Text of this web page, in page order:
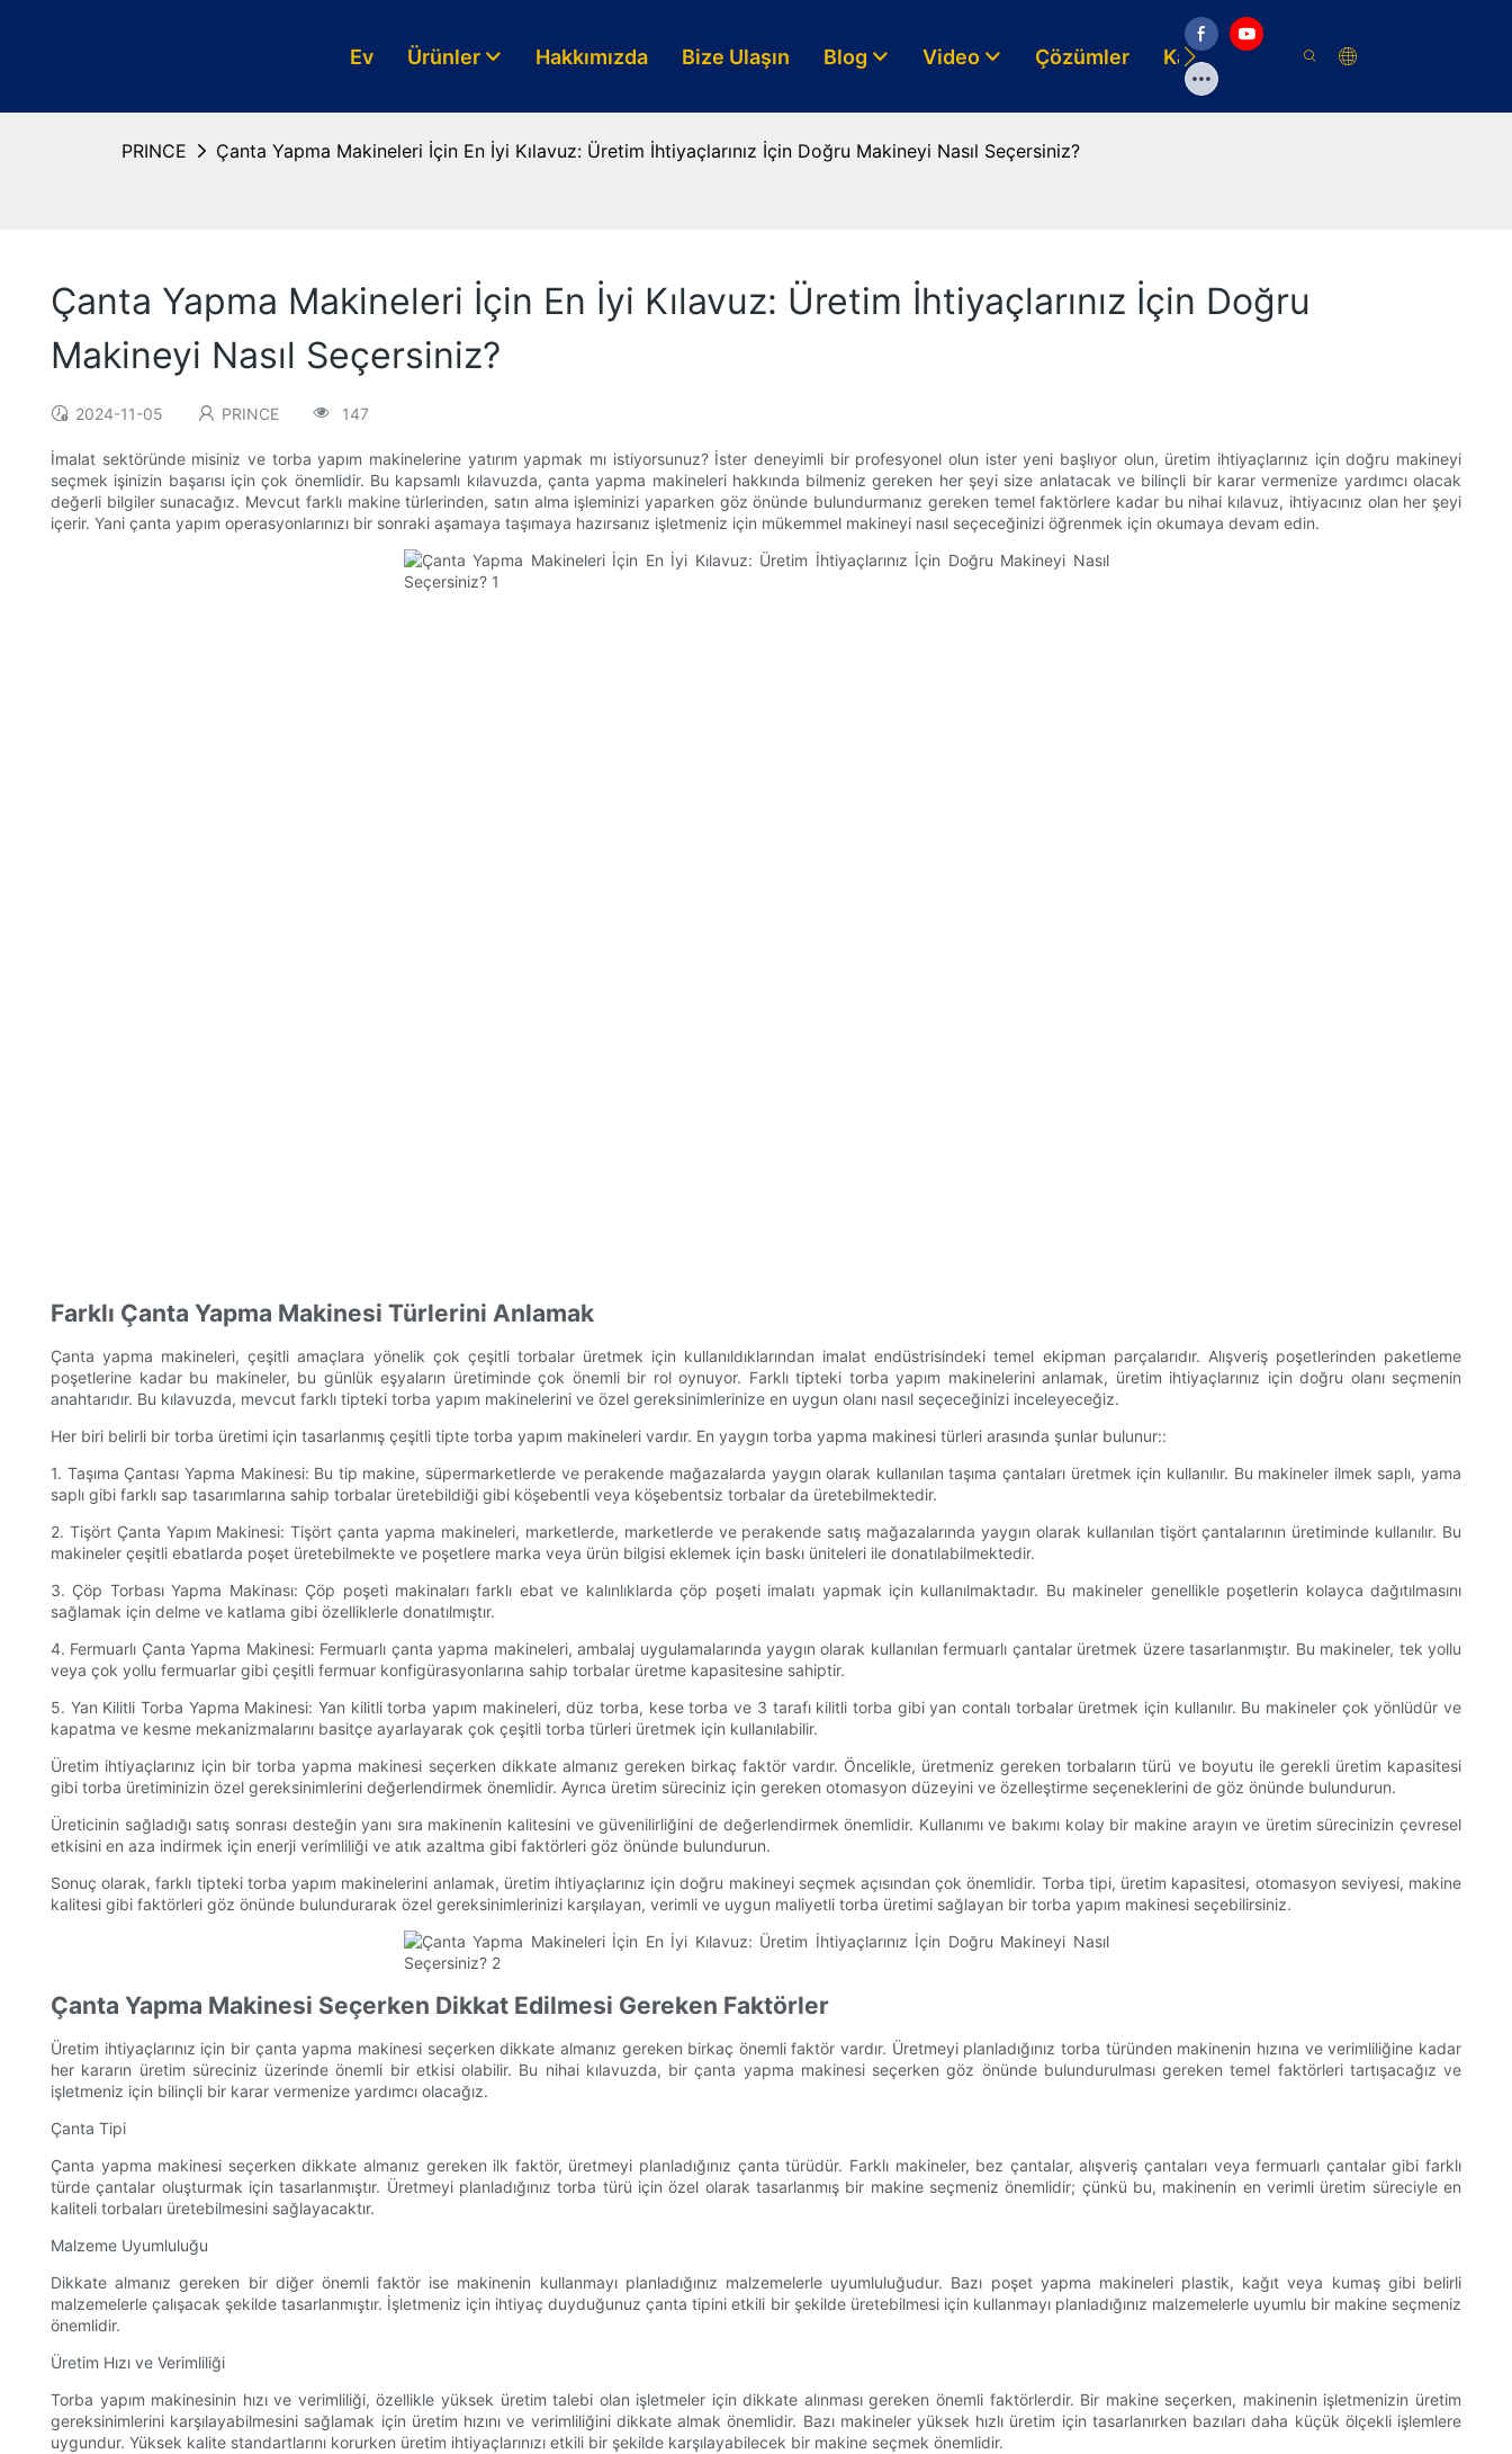
Ev Ürünler Hakkımızda Bize Ulaşın Blog Video Çözümler Kaynak
PRINCE Çanta Yapma Makineleri İçin En İyi Kılavuz: Üretim İhtiyaçlarınız İçin Doğru Makineyi Nasıl Seçersiniz?
Çanta Yapma Makineleri İçin En İyi Kılavuz: Üretim İhtiyaçlarınız İçin Doğru
Makineyi Nasıl Seçersiniz?
2024-11-05 PRINCE 147
İmalat sektöründe misiniz ve torba yapım makinelerine yatırım yapmak mı istiyorsunuz? İster deneyimli bir profesyonel olun ister yeni başlıyor olun, üretim ihtiyaçlarınız için doğru makineyi
seçmek işinizin başarısı için çok önemlidir. Bu kapsamlı kılavuzda, çanta yapma makineleri hakkında bilmeniz gereken her şeyi size anlatacak ve bilinçli bir karar vermenize yardımcı olacak
değerli bilgiler sunacağız. Mevcut farklı makine türlerinden, satın alma işleminizi yaparken göz önünde bulundurmanız gereken temel faktörlere kadar bu nihai kılavuz, ihtiyacınız olan her şeyi
içerir. Yani çanta yapım operasyonlarınızı bir sonraki aşamaya taşımaya hazırsanız işletmeniz için mükemmel makineyi nasıl seçeceğinizi öğrenmek için okumaya devam edin.
Farklı Çanta Yapma Makinesi Türlerini Anlamak
Çanta yapma makineleri, çeşitli amaçlara yönelik çok çeşitli torbalar üretmek için kullanıldıklarından imalat endüstrisindeki temel ekipman parçalarıdır. Alışveriş poşetlerinden paketleme
poşetlerine kadar bu makineler, bu günlük eşyaların üretiminde çok önemli bir rol oynuyor. Farklı tipteki torba yapım makinelerini anlamak, üretim ihtiyaçlarınız için doğru olanı seçmenin
anahtarıdır. Bu kılavuzda, mevcut farklı tipteki torba yapım makinelerini ve özel gereksinimlerinize en uygun olanı nasıl seçeceğinizi inceleyeceğiz.
Her biri belirli bir torba üretimi için tasarlanmış çeşitli tipte torba yapım makineleri vardır. En yaygın torba yapma makinesi türleri arasında şunlar bulunur::
1. Taşıma Çantası Yapma Makinesi: Bu tip makine, süpermarketlerde ve perakende mağazalarda yaygın olarak kullanılan taşıma çantaları üretmek için kullanılır. Bu makineler ilmek saplı, yama
saplı gibi farklı sap tasarımlarına sahip torbalar üretebildiği gibi köşebentli veya köşebentsiz torbalar da üretebilmektedir.
2. Tişört Çanta Yapım Makinesi: Tişört çanta yapma makineleri, marketlerde, marketlerde ve perakende satış mağazalarında yaygın olarak kullanılan tişört çantalarının üretiminde kullanılır. Bu
makineler çeşitli ebatlarda poşet üretebilmekte ve poşetlere marka veya ürün bilgisi eklemek için baskı üniteleri ile donatılabilmektedir.
3. Çöp Torbası Yapma Makinası: Çöp poşeti makinaları farklı ebat ve kalınlıklarda çöp poşeti imalatı yapmak için kullanılmaktadır. Bu makineler genellikle poşetlerin kolayca dağıtılmasını
sağlamak için delme ve katlama gibi özelliklerle donatılmıştır.
4. Fermuarlı Çanta Yapma Makinesi: Fermuarlı çanta yapma makineleri, ambalaj uygulamalarında yaygın olarak kullanılan fermuarlı çantalar üretmek üzere tasarlanmıştır. Bu makineler, tek yollu
veya çok yollu fermuarlar gibi çeşitli fermuar konfigürasyonlarına sahip torbalar üretme kapasitesine sahiptir.
5. Yan Kilitli Torba Yapma Makinesi: Yan kilitli torba yapım makineleri, düz torba, kese torba ve 3 tarafı kilitli torba gibi yan contalı torbalar üretmek için kullanılır. Bu makineler çok yönlüdür ve
kapatma ve kesme mekanizmalarını basitçe ayarlayarak çok çeşitli torba türleri üretmek için kullanılabilir.
Üretim ihtiyaçlarınız için bir torba yapma makinesi seçerken dikkate almanız gereken birkaç faktör vardır. Öncelikle, üretmeniz gereken torbaların türü ve boyutu ile gerekli üretim kapasitesi
gibi torba üretiminizin özel gereksinimlerini değerlendirmek önemlidir. Ayrıca üretim süreciniz için gereken otomasyon düzeyini ve özelleştirme seçeneklerini de göz önünde bulundurun.
Üreticinin sağladığı satış sonrası desteğin yanı sıra makinenin kalitesini ve güvenilirliğini de değerlendirmek önemlidir. Kullanımı ve bakımı kolay bir makine arayın ve üretim sürecinizin çevresel
etkisini en aza indirmek için enerji verimliliği ve atık azaltma gibi faktörleri göz önünde bulundurun.
Sonuç olarak, farklı tipteki torba yapım makinelerini anlamak, üretim ihtiyaçlarınız için doğru makineyi seçmek açısından çok önemlidir. Torba tipi, üretim kapasitesi, otomasyon seviyesi, makine
kalitesi gibi faktörleri göz önünde bulundurarak özel gereksinimlerinizi karşılayan, verimli ve uygun maliyetli torba üretimi sağlayan bir torba yapım makinesi seçebilirsiniz.
Çanta Yapma Makinesi Seçerken Dikkat Edilmesi Gereken Faktörler
Üretim ihtiyaçlarınız için bir çanta yapma makinesi seçerken dikkate almanız gereken birkaç önemli faktör vardır. Üretmeyi planladığınız torba türünden makinenin hızına ve verimliliğine kadar
her kararın üretim süreciniz üzerinde önemli bir etkisi olabilir. Bu nihai kılavuzda, bir çanta yapma makinesi seçerken göz önünde bulundurulması gereken temel faktörleri tartışacağız ve
işletmeniz için bilinçli bir karar vermenize yardımcı olacağız.
Çanta Tipi
Çanta yapma makinesi seçerken dikkate almanız gereken ilk faktör, üretmeyi planladığınız çanta türüdür. Farklı makineler, bez çantalar, alışveriş çantaları veya fermuarlı çantalar gibi farklı
türde çantalar oluşturmak için tasarlanmıştır. Üretmeyi planladığınız torba türü için özel olarak tasarlanmış bir makine seçmeniz önemlidir; çünkü bu, makinenin en verimli üretim süreciyle en
kaliteli torbaları üretebilmesini sağlayacaktır.
Malzeme Uyumluluğu
Dikkate almanız gereken bir diğer önemli faktör ise makinenin kullanmayı planladığınız malzemelerle uyumluluğudur. Bazı poşet yapma makineleri plastik, kağıt veya kumaş gibi belirli
malzemelerle çalışacak şekilde tasarlanmıştır. İşletmeniz için ihtiyaç duyduğunuz çanta tipini etkili bir şekilde üretebilmesi için kullanmayı planladığınız malzemelerle uyumlu bir makine seçmeniz
önemlidir.
Üretim Hızı ve Verimliliği
Torba yapım makinesinin hızı ve verimliliği, özellikle yüksek üretim talebi olan işletmeler için dikkate alınması gereken önemli faktörlerdir. Bir makine seçerken, makinenin işletmenizin üretim
gereksinimlerini karşılayabilmesini sağlamak için üretim hızını ve verimliliğini dikkate almak önemlidir. Bazı makineler yüksek hızlı üretim için tasarlanırken bazıları daha küçük ölçekli işlemlere
uygundur. Yüksek kalite standartlarını korurken üretim ihtiyaçlarınızı etkili bir şekilde karşılayabilecek bir makine seçmek önemlidir.